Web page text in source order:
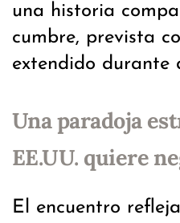
una historia
cumbre, prevista
extendido durante
Una paradoja
EE.UU. quiere
El encuentro